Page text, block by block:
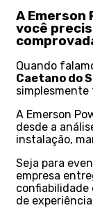
A Emerson
você
Quando
Caetano do
A Emerson
desde a
instalação,
Seja para
empresa
confiabilidade
de